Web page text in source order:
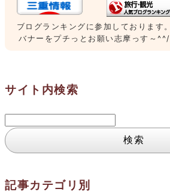
ブログランキングに参加しております。
バナーをプチっとお願い志摩っす～^^/
サイト内検索
検
索:
記事カテゴリ別